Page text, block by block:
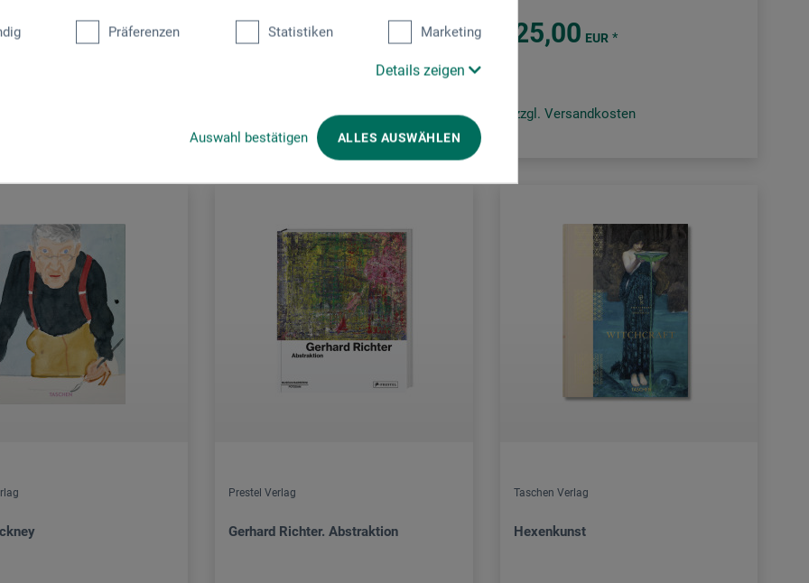
Präferenzen Statistiken Marketing
Details zeigen
Auswahl bestätigen ALLES AUSWÄHLEN
EUR 15,00 EUR *
zzgl. Versandkosten
25,00 EUR *
zzgl. Versandkosten
Prestel Verlag
Gerhard Richter. Abstraktion
Taschen Verlag
Hexenkunst